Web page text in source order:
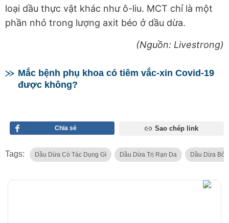
loại dầu thực vật khác như ô-liu. MCT chỉ là một
phần nhỏ trong lượng axit béo ở dầu dừa.
(Nguồn: Livestrong)
Mắc bệnh phụ khoa có tiêm vắc-xin Covid-19
được không?
Chia sẻ Sao chép link
Tags: Dầu Dừa Có Tác Dụng Gì Dầu Dừa Trị Rạn Da Dầu Dừa Bôi